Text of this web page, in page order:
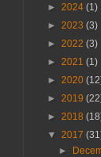
► 2024 (1)
► 2023 (3)
► 2022 (3)
► 2021 (1)
► 2020
► 2019
► 2018
▼ 2017
►